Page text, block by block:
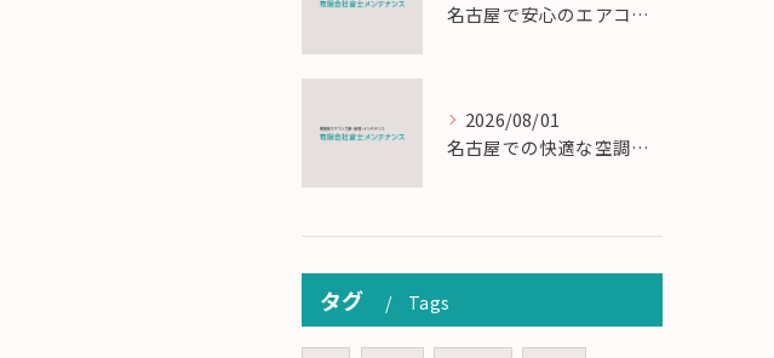
名古屋で安心のエアコン工事と定期メンテナンスの重要性
2026/08/01
名古屋での快適な空調を実現するエアコンサービスの技術
タグ Tags